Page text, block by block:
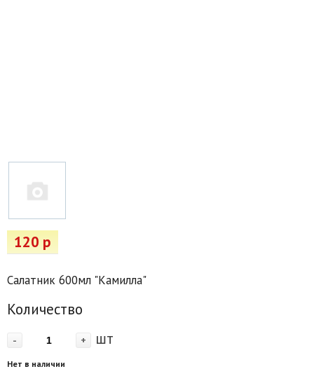
Подарочные сертификаты
120 р
Салатник 600мл "Камилла"
Количество
- + шт
Нет в наличии